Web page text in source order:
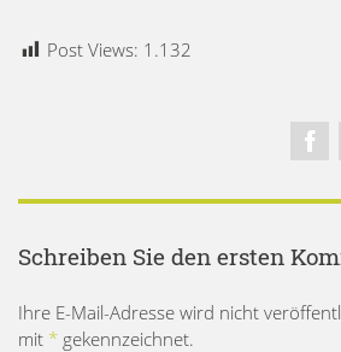
Post Views: 1.132
Schreiben Sie den ersten
Ihre E-Mail-Adresse wird nicht
mit * gekennzeichnet.